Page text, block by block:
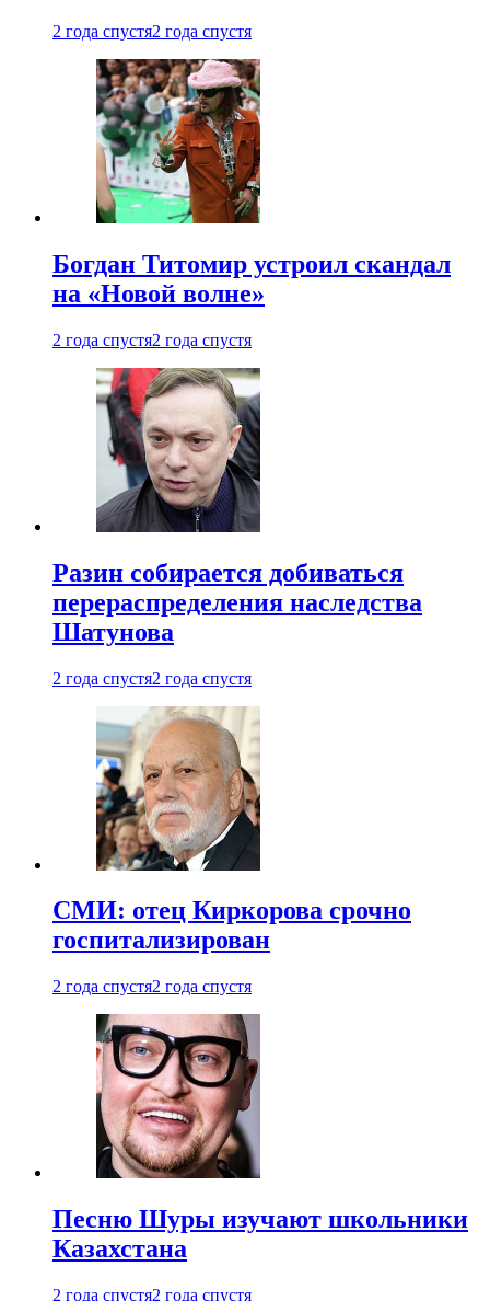
2 года спустя2 года спустя
Богдан Титомир устроил скандал
на «Новой волне»
2 года спустя2 года спустя
Разин собирается добиваться
перераспределения наследства
Шатунова
2 года спустя2 года спустя
СМИ: отец Киркорова срочно
госпитализирован
2 года спустя2 года спустя
Песню Шуры изучают школьники
Казахстана
2 года спустя2 года спустя